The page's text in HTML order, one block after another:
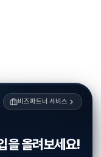
비즈파트너 서비스
을 올려보세요!